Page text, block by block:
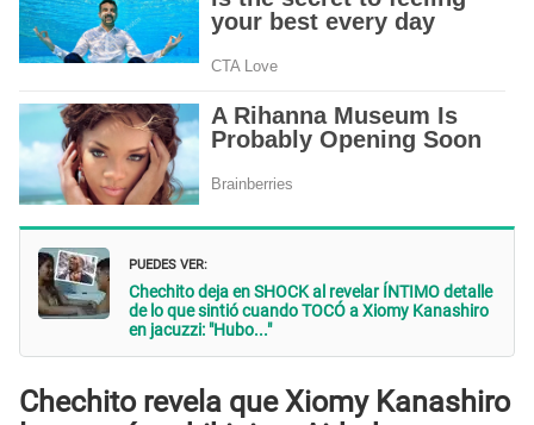
PUEDES VER:
Chechito deja en SHOCK al revelar ÍNTIMO detalle
de lo que sintió cuando TOCÓ a Xiomy Kanashiro
en jacuzzi: "Hubo..."
Chechito revela que Xiomy Kanashiro